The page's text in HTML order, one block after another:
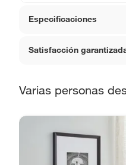
Especificaciones
Detalle de la garantía
Color básico
Satisfacción
Sin embargo,
48 horas: cemento,
Varias personas